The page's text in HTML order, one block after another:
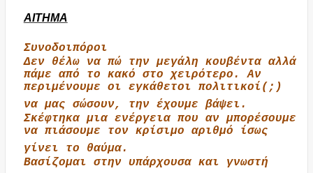
ΑΙΤΗΜΑ
Συνοδοιπόροι
Δεν θέλω να πώ την μεγάλη κουβέντα αλλά
πάμε από το κακό στο χειρότερο. Αν
περιμένουμε οι εγκάθετοι πολιτικοί(;)
να μας σώσουν, την έχουμε βάψει.
Σκέφτηκα μια ενέργεια που αν μπορέσουμε
να πιάσουμε τον κρίσιμο αριθμό ίσως
γίνει το θαύμα.
Βασίζομαι στην υπάρχουσα και γνωστή